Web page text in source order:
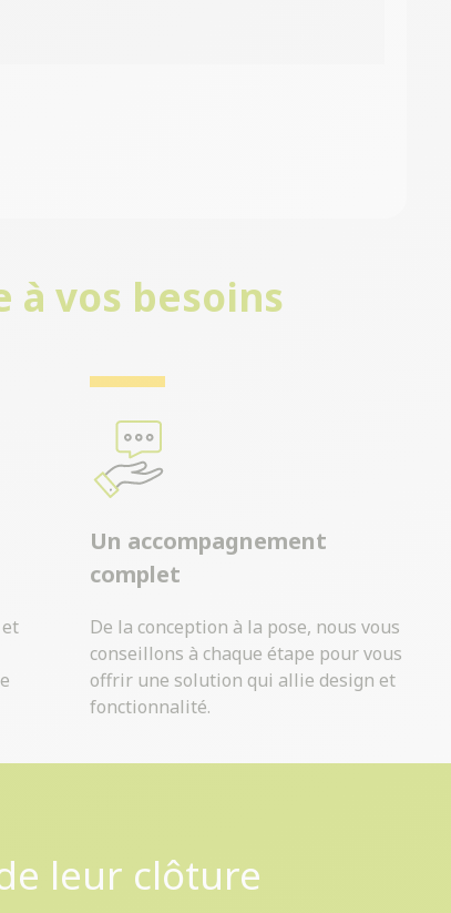
à vos besoins
Un accompagnement
complet
De la conception à la pose, nous vous
conseillons à chaque étape pour vous
offrir une solution qui allie design et
fonctionnalité.
leur clôture